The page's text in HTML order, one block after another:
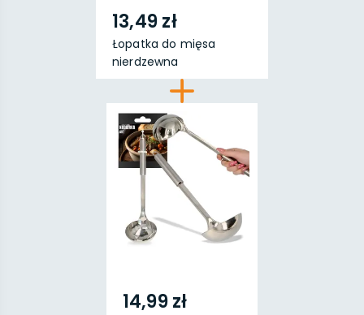
13,49 zł
Łopatka do mięsa
nierdzewna
14,99 zł